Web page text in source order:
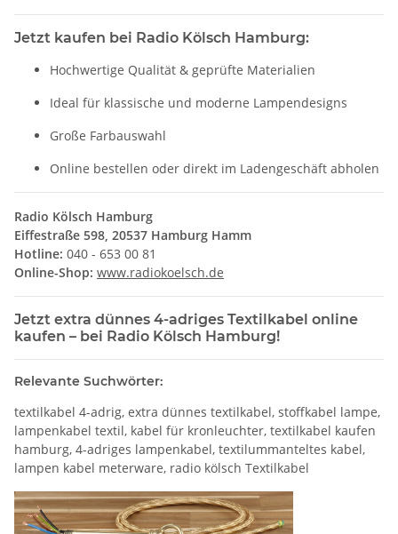
Jetzt kaufen bei Radio Kölsch Hamburg:
Hochwertige Qualität & geprüfte Materialien
Ideal für klassische und moderne Lampendesigns
Große Farbauswahl
Online bestellen oder direkt im Ladengeschäft abholen
Radio Kölsch Hamburg
Eiffestraße 598, 20537 Hamburg Hamm
Hotline: 040 - 653 00 81
Online-Shop: www.radiokoelsch.de
Jetzt extra dünnes 4-adriges Textilkabel online
kaufen – bei Radio Kölsch Hamburg!
Relevante Suchwörter:
textilkabel 4-adrig, extra dünnes textilkabel, stoffkabel lampe,
lampenkabel textil, kabel für kronleuchter, textilkabel kaufen
hamburg, 4-adriges lampenkabel, textilummanteltes kabel,
lampen kabel meterware, radio kölsch Textilkabel